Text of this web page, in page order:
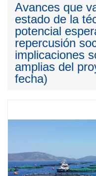
Avances que
estado de la
potencial
repercusión
implicaciones
amplias del
fecha)